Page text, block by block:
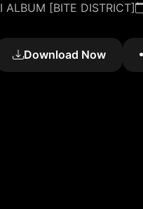
ALBUM [BITE DISTRICT]
Download Now